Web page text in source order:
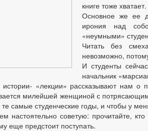
книге тоже хватает.
Основное же ее
ирония над
«неумными»
Читать без
невозможно,
И студенты
начальник
«лекции» рассказывают нам о
милейшей женщиной с
те самые студенческие годы, и чтобы у
настоятельно советую: прочитайте,
еще предстоит поступать.